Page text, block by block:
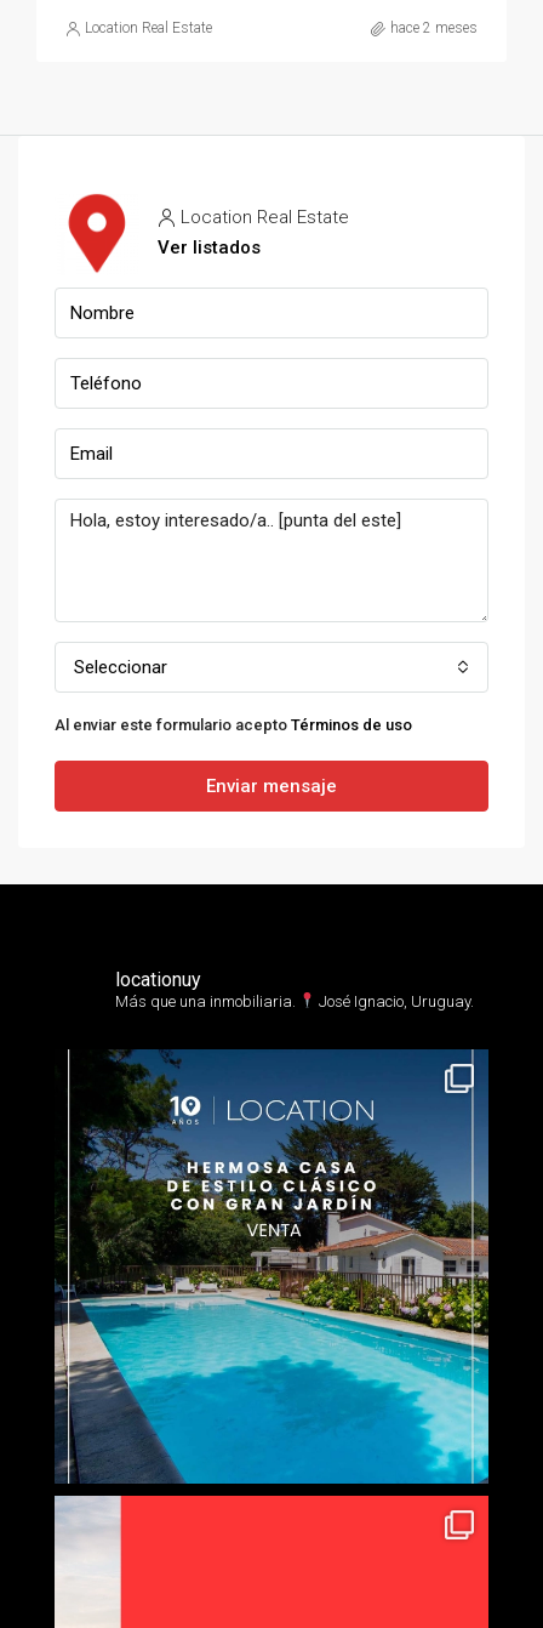
Location Real Estate hace 2 meses
Location Real Estate
Ver listados
Seleccionar
Al enviar este formulario acepto Términos de uso
Enviar mensaje
locationuy
Más que una inmobiliaria.⁣ José Ignacio, Uruguay.